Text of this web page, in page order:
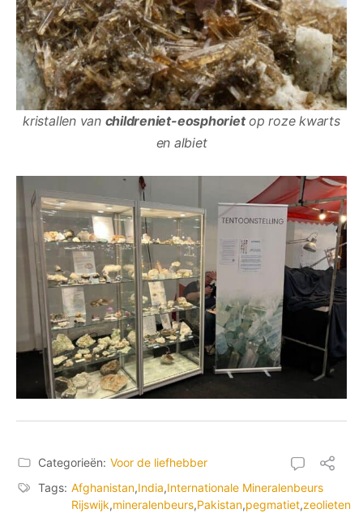
kristallen van childreniet-eosphorietop roze kwarts
en albiet
Categorieën: Voor de liefhebber
Tags: Afghanistan,India,Internationale Mineralenbeurs
Rijswijk,mineralenbeurs,Pakistan,pegmatiet,zeolieten